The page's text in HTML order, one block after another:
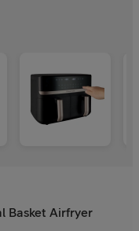
Basket Airfryer